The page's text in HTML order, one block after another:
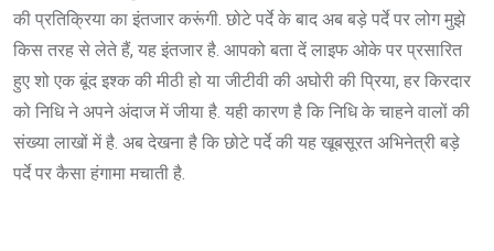
की प्रतिक्रिया का इंतजार करूंगी. छोटे पर्दे के बाद अब बड़े पर्दे पर लोग मुझे
किस तरह से लेते हैं, यह इंतजार है. आपको बता दें लाइफ ओके पर प्रसारित
हुए शो एक बूंद इश्क की मीठी हो या जीटीवी की अघोरी की प्रिया, हर किरदार
को निधि ने अपने अंदाज में जीया है. यही कारण है कि निधि के चाहने वालों की
संख्या लाखों में है. अब देखना है कि छोटे पर्दे की यह खूबसूरत अभिनेत्री बड़े
पर्दे पर कैसा हंगामा मचाती है.